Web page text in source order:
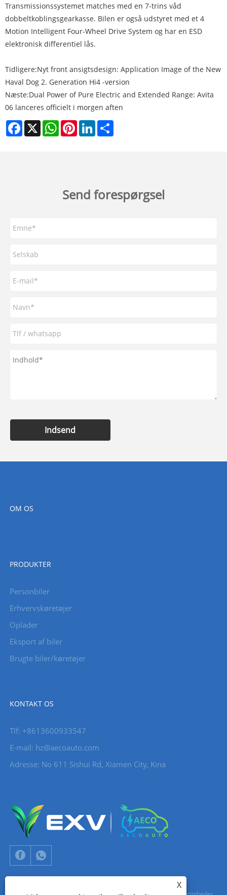
Transmissionssystemet matches med en 7-trins våd
dobbeltkoblingsgearkasse. Bilen er også udstyret med et 4
Motion Intelligent Four-Wheel Drive System og har en ESD
elektronisk differentiel lås.
Tidligere:Nyt front ansigtsdesign: Application Image of the New
Haval Dog 2. Generation Hi4 -version
Næste:Dual Power of Pure Electric and Extended Range: Avita
06 lanceres officielt i morgen aften
Facebook
X WhatsAppPinterestLinkedIn
Send forespørgsel
Indsend
OM OS
PRODUKTER
Personbiler
Erhvervskøretøjer
Oplader
Eksport af biler
Brugte biler/køretøjer
KONTAKT OS
Tlf: +8613600933547
E-mail: hz@aecoauto.com
Adresse: No 611 Sishui Rd, Xiamen City, Kina
X